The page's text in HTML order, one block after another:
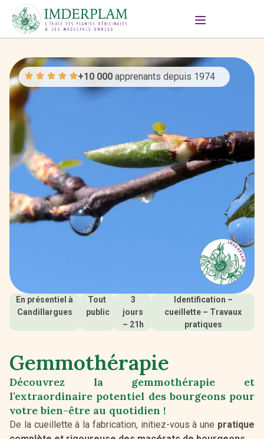
+10 000 apprenants depuis 1974
En présentiel à
Candillargues
Tout
public
3
jours
– 21h
Identification –
cueillette – Travaux
pratiques
Gemmothérapie
Découvrez la gemmothérapie et
l’extraordinaire potentiel des bourgeons pour
votre bien-être au quotidien !
De la cueillette à la fabrication, initiez-vous à une pratique